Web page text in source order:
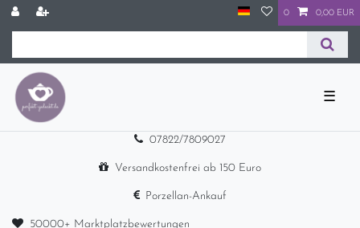
0 0,00 EUR
☰
07822/7809027
Versandkostenfrei ab 150 Euro
Porzellan-Ankauf
50000+ Marktplatzbewertungen